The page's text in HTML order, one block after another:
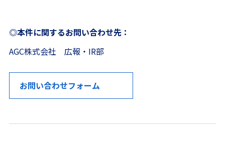
◎本件に関するお問い合わせ先：
AGC株式会社 広報・IR部
お問い合わせフォーム